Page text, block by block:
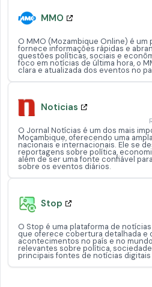
MMO
O MMO (Mozambique Online) é
fornece informações rápidas e
questões políticas, sociais e
foco em notícias de última hora, o
clara e atualizada dos eventos no
Noticias
O Jornal Notícias é um dos mais
Moçambique, oferecendo uma
nacionais e internacionais. Ele se
reportagens sobre política,
além de ser uma fonte confiável
sobre os eventos diários.
Stop
O Stop é uma plataforma de
que oferece cobertura detalhada e
acontecimentos no país e no
relevantes sobre política,
principais fontes de notícias digitais